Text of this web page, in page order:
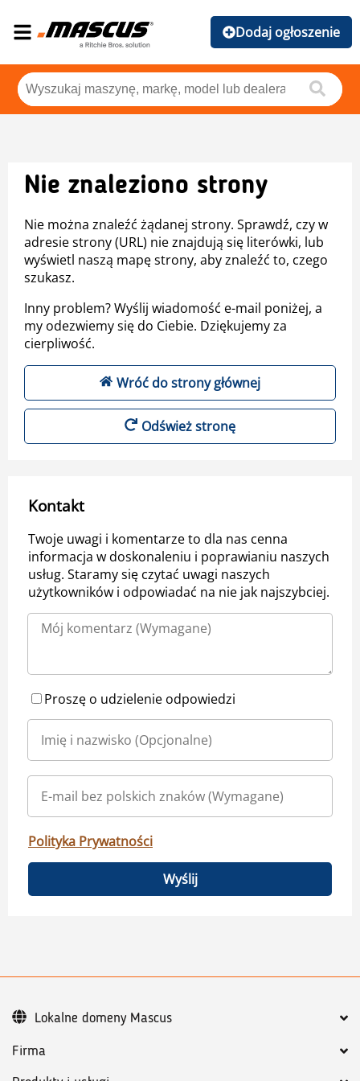
Dodaj ogłoszenie
Nie znaleziono strony
Nie można znaleźć żądanej strony. Sprawdź, czy w
adresie strony (URL) nie znajdują się literówki, lub
wyświetl naszą mapę strony, aby znaleźć to, czego
szukasz.
Inny problem? Wyślij wiadomość e-mail poniżej, a
my odezwiemy się do Ciebie. Dziękujemy za
cierpliwość.
Wróć do strony głównej
Odśwież stronę
Kontakt
Twoje uwagi i komentarze to dla nas cenna
informacja w doskonaleniu i poprawianiu naszych
usług. Staramy się czytać uwagi naszych
użytkowników i odpowiadać na nie jak najszybciej.
Proszę o udzielenie odpowiedzi
Polityka Prywatności
Wyślij
Firma
Lokalne domeny Mascus